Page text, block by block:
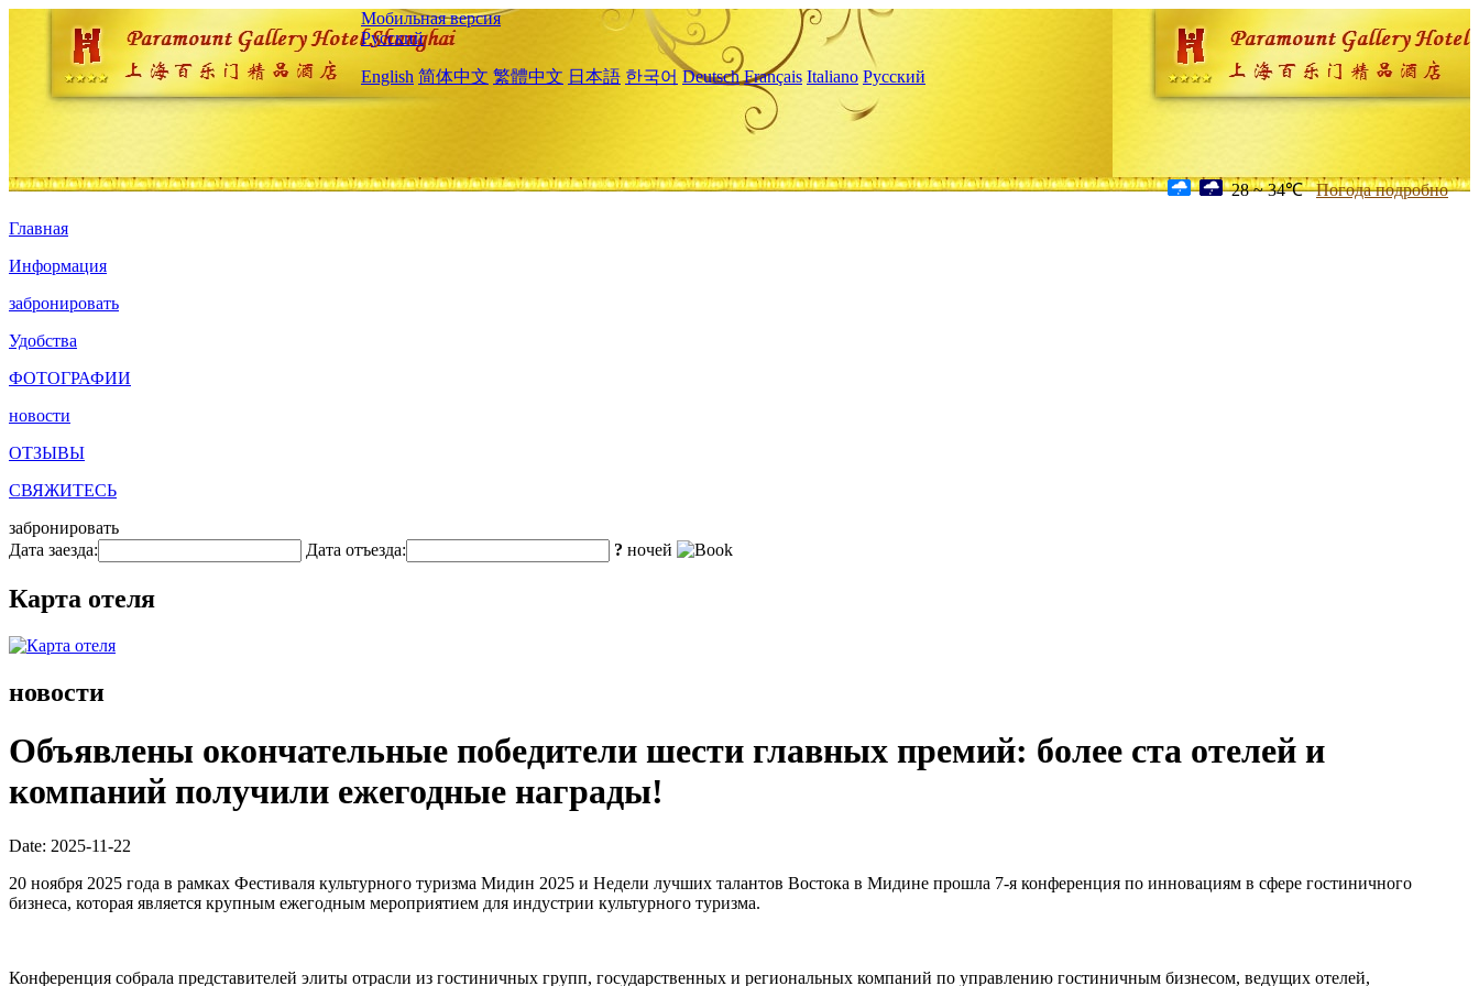
Мобильная версия
Русский
English 简体中文 繁體中文 日本語 한국어 Deutsch Français Italiano Русский
28 ~ 34℃ Погода подробно
Главная
Информация
забронировать
Удобства
ФОТОГРАФИИ
новости
ОТЗЫВЫ
СВЯЖИТЕСЬ
забронировать
Дата заезда:
Дата отъезда: ? ночей
Карта отеля
новости
Объявлены окончательные победители шести главных премий: более ста отелей и
компаний получили ежегодные награды!
Date: 2025-11-22
20 ноября 2025 года в рамках Фестиваля культурного туризма Мидин 2025 и Недели лучших талантов Востока в Мидине прошла 7-я конференция по инновациям в сфере гостиничного
бизнеса, которая является крупным ежегодным мероприятием для индустрии культурного туризма.
Конференция собрала представителей элиты отрасли из гостиничных групп, государственных и региональных компаний по управлению гостиничным бизнесом, ведущих отелей,